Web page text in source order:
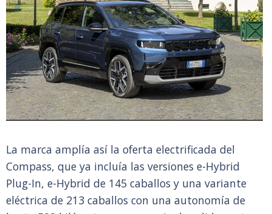
La marca amplía así la oferta electrificada del
Compass, que ya incluía las versiones e-Hybrid
Plug-In, e-Hybrid de 145 caballos y una variante
eléctrica de 213 caballos con una autonomía de